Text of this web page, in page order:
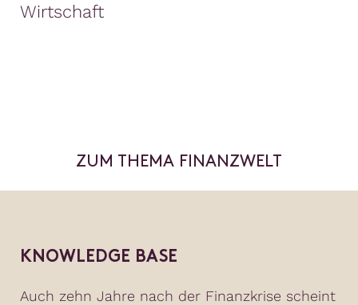
Wirtschaft
ZUM THEMA FINANZWELT
KNOWLEDGE BASE
Auch zehn Jahre nach der Finanzkrise scheint